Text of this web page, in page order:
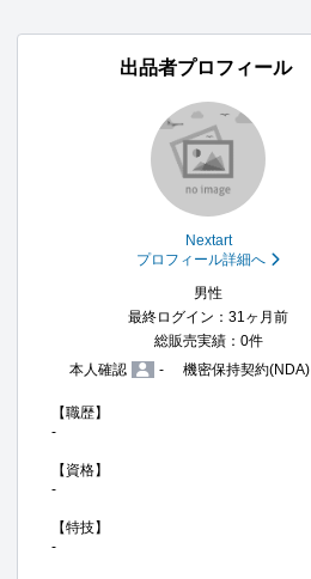
出品者プロフィール
Nextart
プロフィール詳細へ
男性
最終ログイン：31ヶ月前
総販売実績：0件
本人確認
- 機密保持契約(NDA)
【職歴】
-
【資格】
-
【特技】
-